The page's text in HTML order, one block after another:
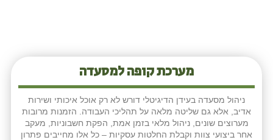
מערכת קופה למסעדה
ניהול מסעדה בעידן הדיגיטלי דורש לא רק אוכל איכותי ושירות
אדיב, אלא גם שליטה מלאה על תהליכי העבודה. הזמנות מרובות
מערוצים שונים, ניהול מלאי בזמן אמת, הפקת חשבוניות, מעקב
אחר ביצועי צוות וקבלת החלטות עסקיות – כל אלו מחייבים פתרון